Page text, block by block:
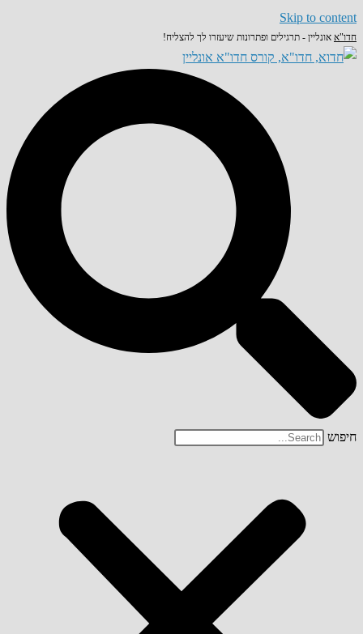
Skip to content
חדו"א אונליין - תרגילים ופתרונות שיעזרו לך להצליח!
חיפוש